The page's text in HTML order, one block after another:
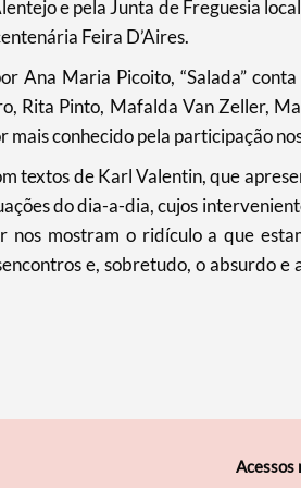
e pela Junta de Freguesia
Feira D’Aires.
Ana Maria Picoito, “Salada”
Rita Pinto, Mafalda Van Zeller,
conhecido pela participação
textos de Karl Valentin, que
do dia-a-dia, cujos
nos mostram o ridículo a que
e, sobretudo, o absurdo
Acessos